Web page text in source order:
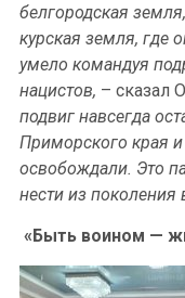
белгородская
курская земля, где
умело командуя
нацистов, – сказал
подвиг навсегда
Приморского края
освобождали. Это
нести из поколения
«Быть воином —